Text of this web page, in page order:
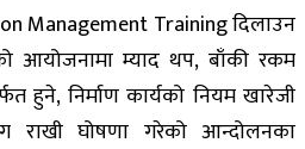
Management Training दिलाउन
आयोजनामा म्याद थप, बाँकी रकम
हुने, निर्माण कार्यको नियम खारेजी
राखी घोषणा गरेको आन्दोलनका